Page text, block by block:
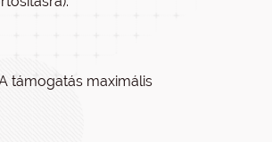
támogatás maximális